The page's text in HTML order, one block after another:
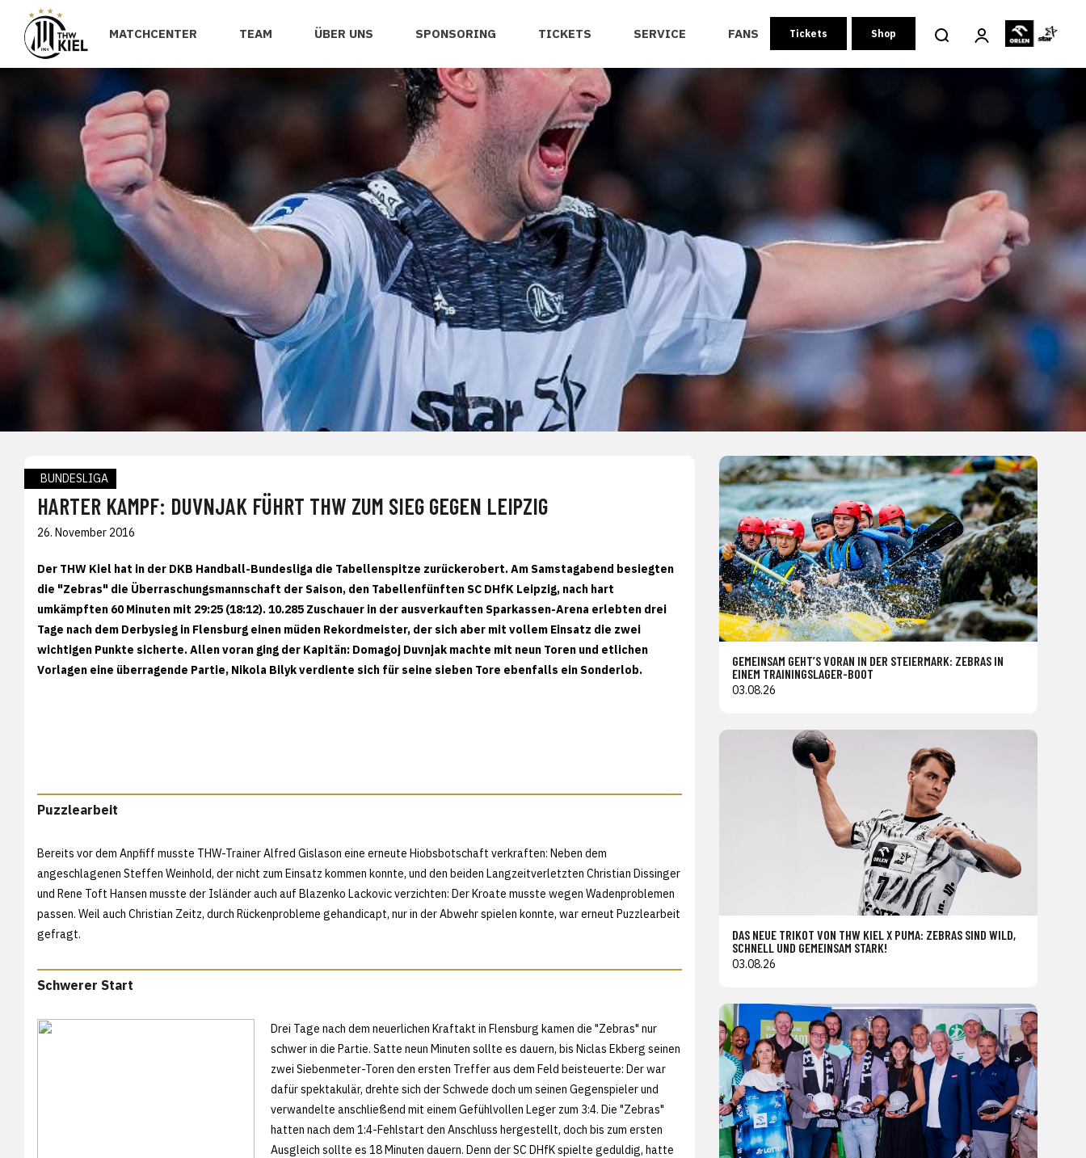
MATCHCENTER TEAM ÜBER UNS SPONSORING TICKETS SERVICE FANS Tickets Shop
BUNDESLIGA
HARTER KAMPF: DUVNJAK FÜHRT THW ZUM SIEG GEGEN LEIPZIG
26. November 2016
Der THW Kiel hat in der DKB Handball-Bundesliga die Tabellenspitze zurückerobert. Am Samstagabend besiegten
die "Zebras" die Überraschungsmannschaft der Saison, den Tabellenfünften SC DHfK Leipzig, nach hart
umkämpften 60 Minuten mit 29:25 (18:12). 10.285 Zuschauer in der ausverkauften Sparkassen-Arena erlebten drei
Tage nach dem Derbysieg in Flensburg einen müden Rekordmeister, der sich aber mit vollem Einsatz die zwei
wichtigen Punkte sicherte. Allen voran ging der Kapitän: Domagoj Duvnjak machte mit neun Toren und etlichen
Vorlagen eine überragende Partie, Nikola Bilyk verdiente sich für seine sieben Tore ebenfalls ein Sonderlob.
Puzzlearbeit
Bereits vor dem Anpfiff musste THW-Trainer Alfred Gislason eine erneute Hiobsbotschaft verkraften: Neben dem
angeschlagenen Steffen Weinhold, der nicht zum Einsatz kommen konnte, und den beiden Langzeitverletzten Christian Dissinger
und Rene Toft Hansen musste der Isländer auch auf Blazenko Lackovic verzichten: Der Kroate musste wegen Wadenproblemen
passen. Weil auch Christian Zeitz, durch Rückenprobleme gehandicapt, nur in der Abwehr spielen konnte, war erneut Puzzlearbeit
gefragt.
Schwerer Start
Drei Tage nach dem neuerlichen Kraftakt in Flensburg kamen die "Zebras" nur
schwer in die Partie. Satte neun Minuten sollte es dauern, bis Niclas Ekberg seinen
zwei Siebenmeter-Toren den ersten Treffer aus dem Feld beisteuerte: Der war
dafür spektakulär, drehte sich der Schwede doch um seinen Gegenspieler und
verwandelte anschließend mit einem Gefühlvollen Leger zum 3:4. Die "Zebras"
hatten nach dem 1:4-Fehlstart den Anschluss hergestellt, doch bis zum ersten
Ausgleich sollte es 18 Minuten dauern. Denn der SC DHfK spielte geduldig, hatte
GEMEINSAM GEHT’S VORAN IN DER STEIERMARK: ZEBRAS IN
EINEM TRAININGSLAGER-BOOT
03.08.26
DAS NEUE TRIKOT VON THW KIEL X PUMA: ZEBRAS SIND WILD,
SCHNELL UND GEMEINSAM STARK!
03.08.26